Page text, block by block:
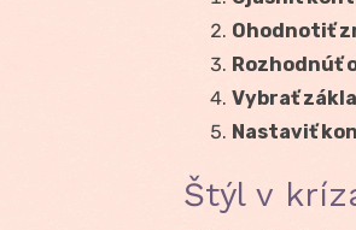
Ohodnotiť
Rozhodnúť
Vybrať
Nastaviť
Štýl v